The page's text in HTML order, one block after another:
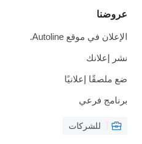
عروضنا
الإعلان في موقع Autoline.
نشر إعلانك
ضع ملصقًا إعلانيًا
برنامج فرعي
للشركات